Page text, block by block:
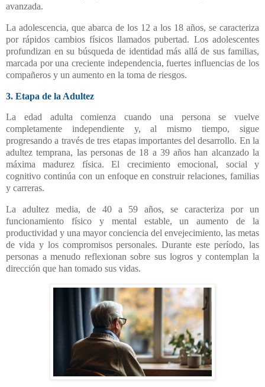
avanzada.
La adolescencia, que abarca de los 12 a los 18 años, se caracteriza
por rápidos cambios físicos llamados pubertad. Los adolescentes
profundizan en su búsqueda de identidad más allá de sus familias,
marcada por una creciente independencia, fuertes influencias de los
compañeros y un aumento en la toma de riesgos.
3. Etapa de la Adultez
La edad adulta comienza cuando una persona se vuelve
completamente independiente y, al mismo tiempo, sigue
progresando a través de tres etapas importantes del desarrollo. En la
adultez temprana, las personas de 18 a 39 años han alcanzado la
máxima madurez física. El crecimiento emocional, social y
cognitivo continúa con un enfoque en construir relaciones, familias
y carreras.
La adultez media, de 40 a 59 años, se caracteriza por un
funcionamiento físico y mental estable, un aumento de la
productividad y una mayor conciencia del envejecimiento, las metas
de vida y los compromisos personales. Durante este período, las
personas a menudo reflexionan sobre sus logros y contemplan la
dirección que han tomado sus vidas.